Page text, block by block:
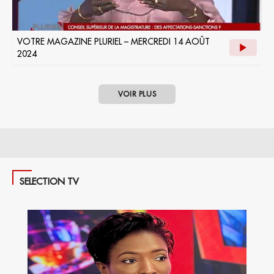
VOTRE MAGAZINE PLURIEL – MERCREDI 14 AOÛT
2024
VOIR PLUS
SELECTION TV